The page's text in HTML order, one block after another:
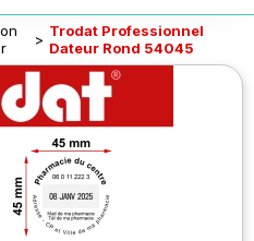
> Trodat Professionnel
Dateur Rond 54045